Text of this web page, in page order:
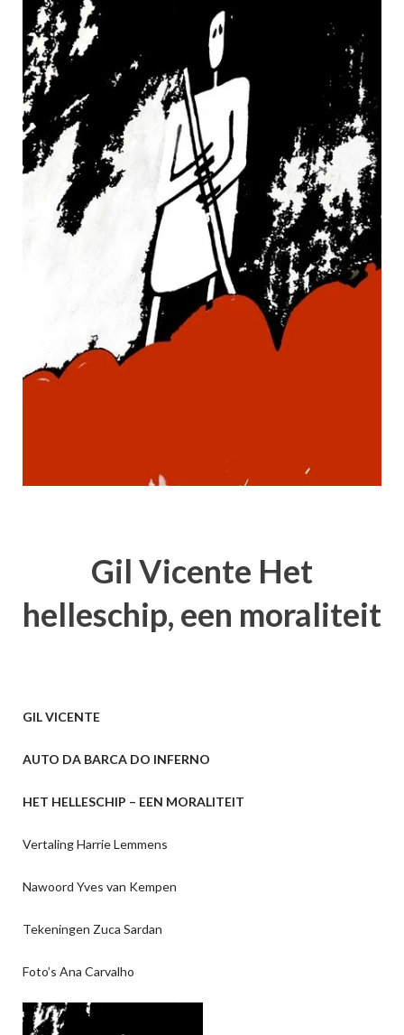
Gil Vicente Het
helleschip, een moraliteit
GIL VICENTE
AUTO DA BARCA DO INFERNO
HET HELLESCHIP – EEN MORALITEIT
Vertaling Harrie Lemmens
Nawoord Yves van Kempen
Tekeningen Zuca Sardan
Foto’s Ana Carvalho